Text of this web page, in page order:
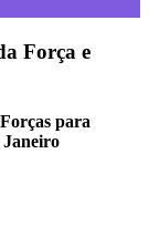
Força e
para
Janeiro